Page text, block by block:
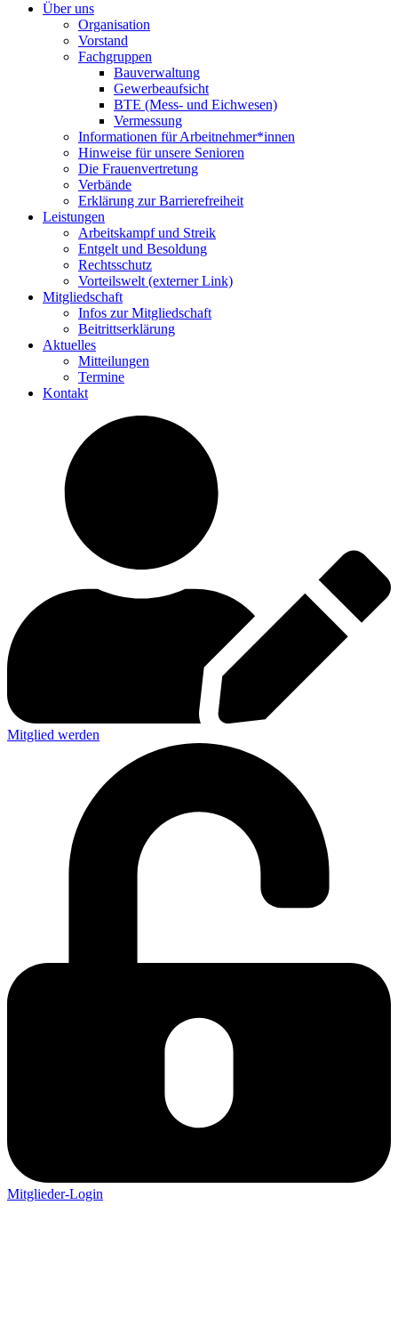
Über uns
Orga­ni­sa­tion
Vorstand
Fach­gruppen
Bauver­wal­tung
Gewer­be­auf­sicht
BTE (Mess- und Eichwesen)
Vermes­sung
Infor­ma­tionen für Arbeitnehmer*innen
Hinweise für unsere Senioren
Die Frau­en­ver­tre­tung
Verbände
Erklä­rung zur Barrierefreiheit
Leis­tungen
Arbeits­kampf und Streik
Entgelt und Besoldung
Rechts­schutz
Vorteils­welt (externer Link)
Mitglied­schaft
Infos zur Mitgliedschaft
Beitritts­er­klä­rung
Aktu­elles
Mittei­lungen
Termine
Kontakt
Mitglied werden
Mitglieder-Login